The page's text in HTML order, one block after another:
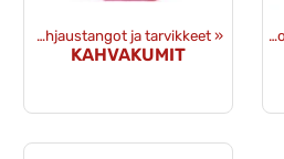
Ohjaustangot ja tarvikkeet ‪»
KAHVAKUMIT
Tuotteet ‪» Varaosat ‪»